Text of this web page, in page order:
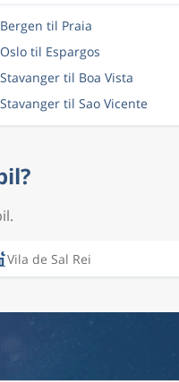
til Praia
til Espargos
til Boa Vista
til Sao Vicente
Vila de Sal Rei